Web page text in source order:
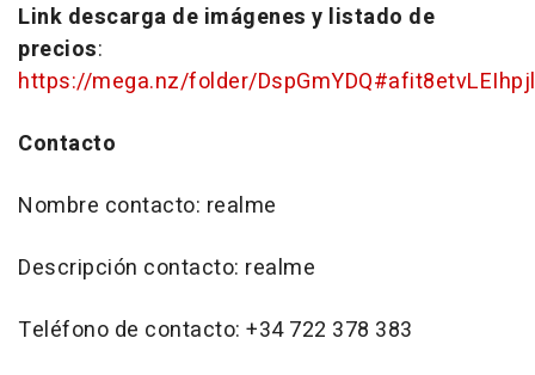
Link descarga de imágenes y listado de
precios:
https://mega.nz/folder/
Contacto
Nombre contacto: realme
Descripción contacto: realme
Teléfono de contacto: +34 722 378 383